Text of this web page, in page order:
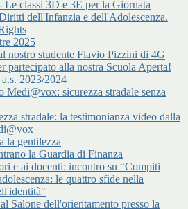
Le classi 3D e 3E per la Giornata
dell'Infanzia e dell'Adolescenza.
2025
nostro studente Flavio Pizzini di 4G
partecipato alla nostra Scuola Aperta!
2023/2024
Medi@vox: sicurezza stradale senza
stradale: la testimonianza video dalla
la gentilezza
la Guardia di Finanza
e ai docenti: incontro su “Compiti
le quattro sfide nella
Salone dell'orientamento presso la